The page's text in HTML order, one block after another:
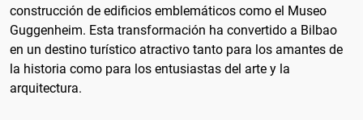
construcción de edificios emblemáticos como el Museo
Guggenheim. Esta transformación ha convertido a Bilbao
en un destino turístico atractivo tanto para los amantes de
la historia como para los entusiastas del arte y la
arquitectura.